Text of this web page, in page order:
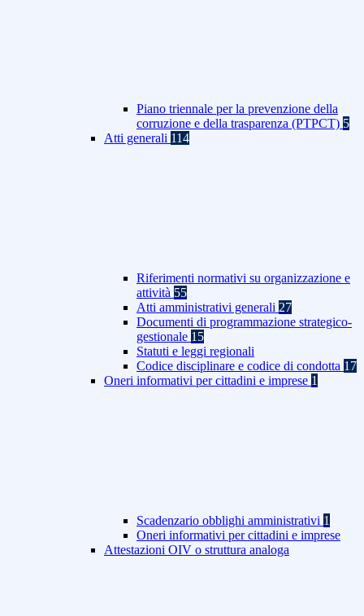
Piano triennale per la prevenzione della
corruzione e della trasparenza (PTPCT) 5
Atti generali 114
Riferimenti normativi su organizzazione e
attività 55
Atti amministrativi generali 27
Documenti di programmazione strategico-
gestionale 15
Statuti e leggi regionali
Codice disciplinare e codice di condotta 17
Oneri informativi per cittadini e imprese 1
Scadenzario obblighi amministrativi 1
Oneri informativi per cittadini e imprese
Attestazioni OIV o struttura analoga